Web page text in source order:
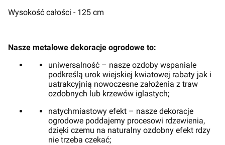
Wysokość całości - 125 cm
Nasze metalowe dekoracje ogrodowe to:
uniwersalność – nasze ozdoby wspaniale
podkreślą urok wiejskiej kwiatowej rabaty jak i
uatrakcyjnią nowoczesne założenia z traw
ozdobnych lub krzewów iglastych;
natychmiastowy efekt – nasze dekoracje
ogrodowe poddajemy procesowi rdzewienia,
dzięki czemu na naturalny ozdobny efekt rdzy
nie trzeba czekać;